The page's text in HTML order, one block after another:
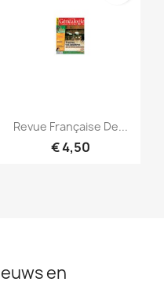
Snel bekijken
Revue Française De...
€ 4,50
en